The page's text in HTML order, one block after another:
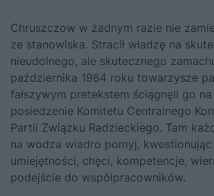
Chruszczow w żadnym razie nie
ze stanowiska. Stracił władzę na
nieudolnego, ale skutecznego
października 1964 roku towarzysze
fałszywym pretekstem ściągnęli go
posiedzenie Komitetu Centralnego
Partii Związku Radzieckiego. Tam
na wodza wiadro pomyj,
umiejętności, chęci, kompetencje,
podejście do współpracowników.